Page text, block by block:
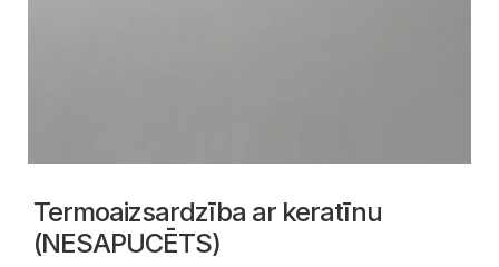
Termoaizsardzība ar keratīnu
(NESAPUCĒTS)